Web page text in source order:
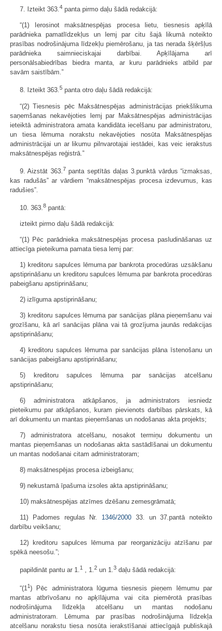
7. Izteikt 363.4 panta pirmo daļu šādā redakcijā:
“(1) Ierosinot maksātnespējas procesa lietu, tiesnesis apķīlā
parādnieka pamatlīdzekļus un lemj par citu šajā likumā noteikto
prasības nodrošinājuma līdzekļu piemērošanu, ja tas nerada šķēršļus
parādnieka saimnieciskajai darbībai. Apķīlājama arī
personālsabiedrības biedra manta, ar kuru parādnieks atbild par
savām saistībām.”
8. Izteikt 363.5 panta otro daļu šādā redakcijā:
“(2) Tiesnesis pēc Maksātnespējas administrācijas priekšlikuma
saņemšanas nekavējoties lemj par Maksātnespējas administrācijas
ieteiktā administratora amata kandidāta iecelšanu par administratoru,
un tiesa lēmuma norakstu nekavējoties nosūta Maksātnespējas
administrācijai un ar likumu pilnvarotajai iestādei, kas veic ierakstus
maksātnespējas reģistrā.”
9. Aizstāt 363.7 panta septītās daļas 3.punktā vārdus “izmaksas,
kas radušās” ar vārdiem “maksātnespējas procesa izdevumus, kas
radušies”.
10. 363.8 pantā:
izteikt pirmo daļu šādā redakcijā:
“(1) Pēc parādnieka maksātnespējas procesa pasludināšanas uz
attiecīga pieteikuma pamata tiesa lemj par:
1) kreditoru sapulces lēmuma par bankrota procedūras uzsākšanu
apstiprināšanu un kreditoru sapulces lēmuma par bankrota procedūras
pabeigšanu apstiprināšanu;
2) izlīguma apstiprināšanu;
3) kreditoru sapulces lēmuma par sanācijas plāna pieņemšanu vai
grozīšanu, kā arī sanācijas plāna vai tā grozījuma jaunās redakcijas
apstiprināšanu;
4) kreditoru sapulces lēmuma par sanācijas plāna īstenošanu un
sanācijas pabeigšanu apstiprināšanu;
5) kreditoru sapulces lēmuma par sanācijas atcelšanu
apstiprināšanu;
6) administratora atkāpšanos, ja administrators iesniedz
pieteikumu par atkāpšanos, kuram pievienots darbības pārskats, kā
arī dokumentu un mantas pieņemšanas un nodošanas akta projekts;
7) administratora atcelšanu, nosakot termiņu dokumentu un
mantas pieņemšanas un nodošanas akta sastādīšanai un dokumentu
un mantas nodošanai citam administratoram;
8) maksātnespējas procesa izbeigšanu;
9) nekustamā īpašuma izsoles akta apstiprināšanu;
10) maksātnespējas atzīmes dzēšanu zemesgrāmatā;
11) Padomes regulas Nr. 1346/2000 33. un 37.pantā noteikto
darbību veikšanu;
12) kreditoru sapulces lēmuma par reorganizāciju atzīšanu par
spēkā neesošu.”;
papildināt pantu ar 1.1 , 1.2 un 1.3 daļu šādā redakcijā:
“(11) Pēc administratora lūguma tiesnesis pieņem lēmumu par
mantas atbrīvošanu no apķīlājuma vai cita piemērotā prasības
nodrošinājuma līdzekļa atcelšanu un mantas nodošanu
administratoram. Lēmuma par prasības nodrošinājuma līdzekļa
atcelšanu norakstu tiesa nosūta ierakstīšanai attiecīgajā publiskajā